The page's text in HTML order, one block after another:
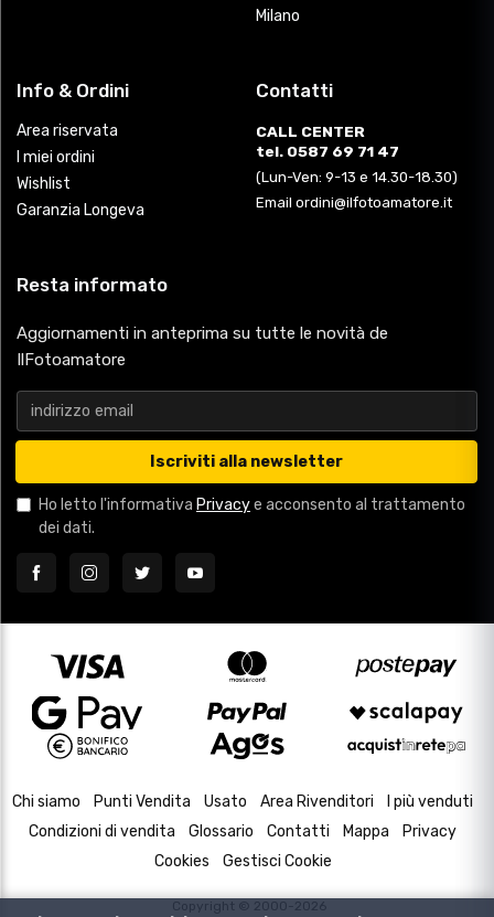
Milano
Info & Ordini
Area riservata
I miei ordini
Wishlist
Garanzia Longeva
Contatti
CALL CENTER
tel. 0587 69 71 47
(Lun-Ven: 9-13 e 14.30-18.30)
Email ordini@ilfotoamatore.it
Resta informato
Aggiornamenti in anteprima su tutte le novità de
IlFotoamatore
Iscriviti alla newsletter
Ho letto l'informativa Privacye acconsento al trattamento
dei dati.
Chi siamo Punti Vendita Usato Area Rivenditori
I più venduti
Condizioni di vendita
Glossario Contatti Mappa
Privacy
Cookies
Gestisci Cookie
Copyright © 2000-2026